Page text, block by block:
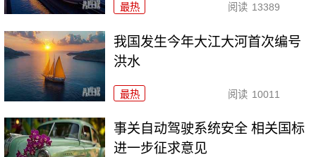
最热 阅读 13389
我国发生今年大江大河首次编号
洪水
最热 阅读 10011
事关自动驾驶系统安全 相关国标
进一步征求意见